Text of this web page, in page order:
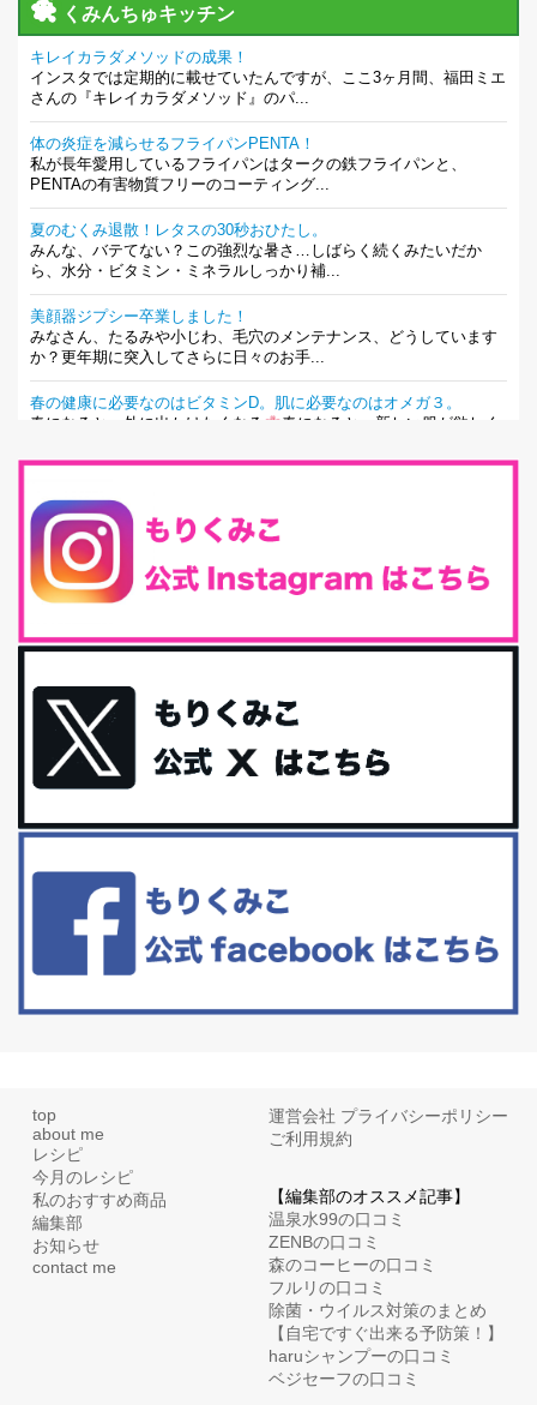
くみんちゅキッチン
キレイカラダメソッドの成果！
インスタでは定期的に載せていたんですが、ここ3ヶ月間、福田ミエ
さんの『キレイカラダメソッド』のパ...
体の炎症を減らせるフライパンPENTA！
私が長年愛用しているフライパンはタークの鉄フライパンと、
PENTAの有害物質フリーのコーティング...
夏のむくみ退散！レタスの30秒おひたし。
みんな、バテてない？この強烈な暑さ…しばらく続くみたいだか
ら、水分・ビタミン・ミネラルしっかり補...
美顔器ジプシー卒業しました！
みなさん、たるみや小じわ、毛穴のメンテナンス、どうしています
か？更年期に突入してさらに日々のお手...
春の健康に必要なのはビタミンD。肌に必要なのはオメガ３。
春になると、外に出かけたくなる
春になると、新しい服が欲しく
最近、グラノーラ迷子になっていた私です。が、と〜〜〜っても美
味しくて栄養たっぷりのグラノーラを発...
腸活は「食事」だけだと思っていませんか？私の腸活完全版！
腸内環境を整えることは、健康維持の中でいっちばん大事！だと私
最近お風呂上がりの炭酸水をシリカシリカにしているんだけど確か
に髪と爪が丈夫になった気がする。炭酸...
体に優しい、私のふるさと納税５選。
今回は、最近毎回定期的に購入している「楽天ふるさと納税」の返
礼品トップ５を紹介します。今までいろ...
更年期を穏やかに乗りきるために今できる５つのこと。
といった更年期症状はまだ...
top
about me
レシピ
今月のレシピ
私のおすすめ商品
編集部
お知らせ
contact me
運営会社 プライバシーポリシー
ご利用規約
【編集部のオススメ記事】
温泉水99の口コミ
ZENBの口コミ
森のコーヒーの口コミ
フルリの口コミ
除菌・ウイルス対策のまとめ
【自宅ですぐ出来る予防策！】
haruシャンプーの口コミ
ベジセーフの口コミ